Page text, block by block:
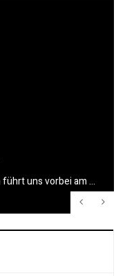
Die Küstenstraße in Richtung Norden führt uns vorbei am Limski-Kanal, der sich 9 km ins Landesinnere erstreckt. Heute wollen wir das Hinterland von Istrien entdecken - bezaubernde Natur, fast mystische Landschaften und entzückende mittelalterliche Orte erwarten uns. Wir besuchen die Orte Groznjan...